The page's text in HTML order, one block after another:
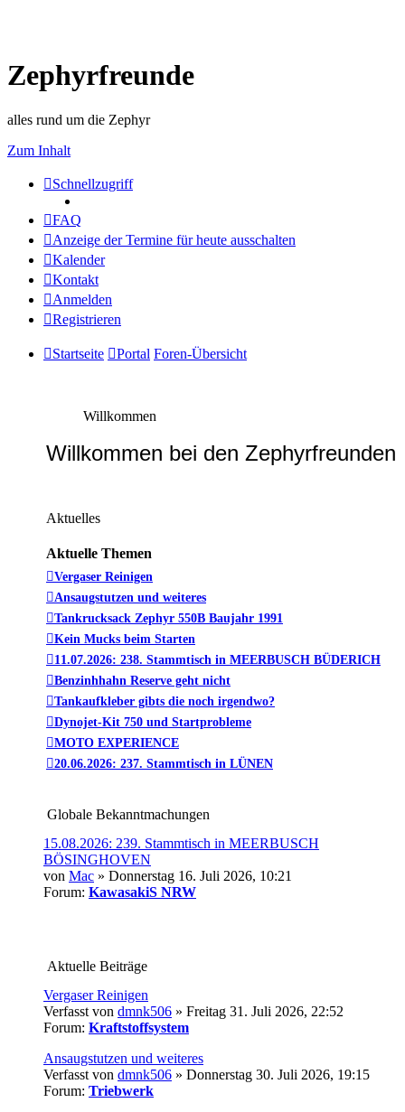
Zephyrfreunde
alles rund um die Zephyr
Zum Inhalt
Schnellzugriff
FAQ
Anzeige der Termine für heute ausschalten
Kalender
Kontakt
Anmelden
Registrieren
Startseite Portal Foren-Übersicht
Willkommen
Willkommen bei den Zephyrfreunden
Aktuelles
Aktuelle Themen
Vergaser Reinigen
Ansaugstutzen und weiteres
Tankrucksack Zephyr 550B Baujahr 1991
Kein Mucks beim Starten
11.07.2026: 238. Stammtisch in MEERBUSCH BÜDERICH
Benzinhhahn Reserve geht nicht
Tankaufkleber gibts die noch irgendwo?
Dynojet-Kit 750 und Startprobleme
MOTO EXPERIENCE
20.06.2026: 237. Stammtisch in LÜNEN
Globale Bekanntmachungen
15.08.2026: 239. Stammtisch in MEERBUSCH
BÖSINGHOVEN
von Mac » Donnerstag 16. Juli 2026, 10:21
Forum: KawasakiS NRW
Aktuelle Beiträge
Vergaser Reinigen
Verfasst von dmnk506 » Freitag 31. Juli 2026, 22:52
Forum: Kraftstoffsystem
Ansaugstutzen und weiteres
Verfasst von dmnk506 » Donnerstag 30. Juli 2026, 19:15
Forum: Triebwerk